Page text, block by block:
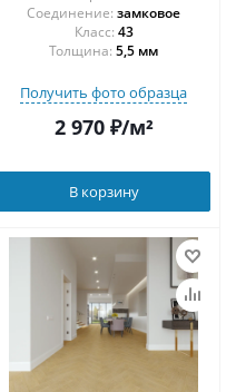
Соединение: замковое
43
Толщина: 5,5 мм
Получить фото образца
2 970₽/м²
В корзину